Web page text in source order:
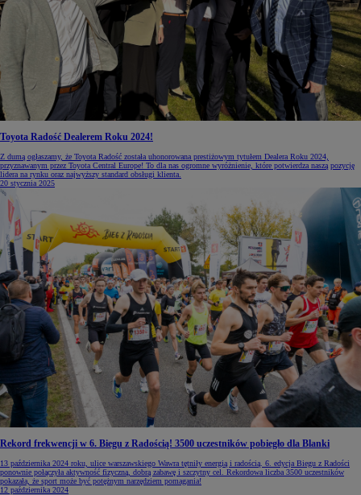
Toyota Radość Dealerem Roku 2024!
Z dumą ogłaszamy, że Toyota Radość została uhonorowana prestiżowym tytułem Dealera Roku 2024,
przyznawanym przez Toyota Central Europe! To dla nas ogromne wyróżnienie, które potwierdza naszą pozycję
lidera na rynku oraz najwyższy standard obsługi klienta.
20 stycznia 2025
Rekord frekwencji w 6. Biegu z Radością! 3500 uczestników pobiegło dla Blanki
13 października 2024 roku, ulice warszawskiego Wawra tętniły energią i radością. 6. edycja Biegu z Radości
ponownie połączyła aktywność fizyczną, dobrą zabawę i szczytny cel. Rekordowa liczba 3500 uczestników
pokazała, że sport może być potężnym narzędziem pomagania!
12 października 2024